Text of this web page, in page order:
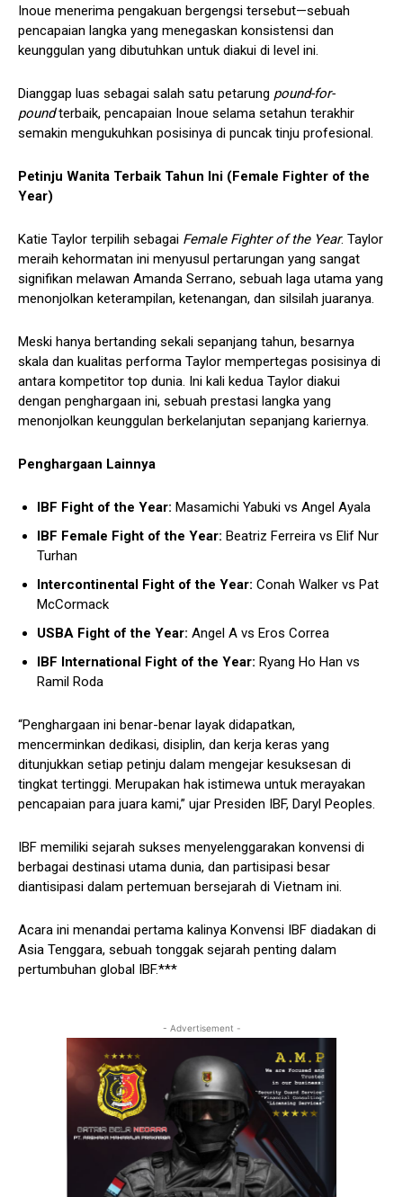
Inoue menerima pengakuan bergengsi tersebut—sebuah
pencapaian langka yang menegaskan konsistensi dan
keunggulan yang dibutuhkan untuk diakui di level ini.
Dianggap luas sebagai salah satu petarung pound-for-
poundterbaik, pencapaian Inoue selama setahun terakhir
semakin mengukuhkan posisinya di puncak tinju profesional.
Petinju Wanita Terbaik Tahun Ini (Female Fighter of the
Year)
Katie Taylor terpilih sebagai Female Fighter of the Year. Taylor
meraih kehormatan ini menyusul pertarungan yang sangat
signifikan melawan Amanda Serrano, sebuah laga utama yang
menonjolkan keterampilan, ketenangan, dan silsilah juaranya.
Meski hanya bertanding sekali sepanjang tahun, besarnya
skala dan kualitas performa Taylor mempertegas posisinya di
antara kompetitor top dunia. Ini kali kedua Taylor diakui
dengan penghargaan ini, sebuah prestasi langka yang
menonjolkan keunggulan berkelanjutan sepanjang kariernya.
Penghargaan Lainnya
IBF Fight of the Year: Masamichi Yabuki vs Angel Ayala
IBF Female Fight of the Year: Beatriz Ferreira vs Elif Nur
Turhan
Intercontinental Fight of the Year: Conah Walker vs Pat
McCormack
USBA Fight of the Year: Angel A vs Eros Correa
IBF International Fight of the Year: Ryang Ho Han vs
Ramil Roda
“Penghargaan ini benar-benar layak didapatkan,
mencerminkan dedikasi, disiplin, dan kerja keras yang
ditunjukkan setiap petinju dalam mengejar kesuksesan di
tingkat tertinggi. Merupakan hak istimewa untuk merayakan
pencapaian para juara kami,” ujar Presiden IBF, Daryl Peoples.
IBF memiliki sejarah sukses menyelenggarakan konvensi di
berbagai destinasi utama dunia, dan partisipasi besar
diantisipasi dalam pertemuan bersejarah di Vietnam ini.
Acara ini menandai pertama kalinya Konvensi IBF diadakan di
Asia Tenggara, sebuah tonggak sejarah penting dalam
pertumbuhan global IBF.***
- Advertisement -